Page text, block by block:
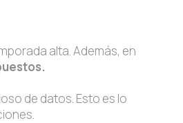
alta. Además, en
de datos. Esto es lo